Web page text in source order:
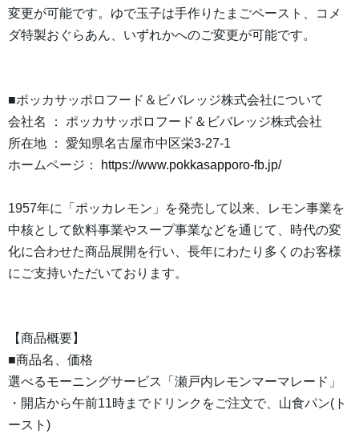
変更が可能です。ゆで玉子は手作りたまごペースト、コメ
ダ特製おぐらあん、いずれかへのご変更が可能です。
■ポッカサッポロフード＆ビバレッジ株式会社について
会社名 ： ポッカサッポロフード＆ビバレッジ株式会社
所在地 ： 愛知県名古屋市中区栄3-27-1
ホームページ：
https://www.pokkasapporo-fb.jp/
1957年に「ポッカレモン」を発売して以来、レモン事業を
中核として飲料事業やスープ事業などを通じて、時代の変
化に合わせた商品展開を行い、長年にわたり多くのお客様
にご支持いただいております。
【商品概要】
■商品名、価格
選べるモーニングサービス「瀬戸内レモンマーマレード」
・開店から午前11時までドリンクをご注文で、山食パン(ト
ースト)